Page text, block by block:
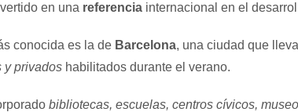
en una referencia internacional en el
conocida es la de Barcelona, una ciudad que
y privados habilitados durante el verano.
bibliotecas, escuelas, centros cívicos,